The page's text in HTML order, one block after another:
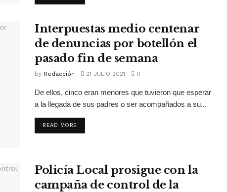
Interpuestas medio centenar
de denuncias por botellón el
pasado fin de semana
by Redacción 21 JULIO 2021 0
De ellos, cinco eran menores que tuvieron que esperar
a la llegada de sus padres o ser acompañados a su...
READ MORE
Policía Local prosigue con la
campaña de control de la